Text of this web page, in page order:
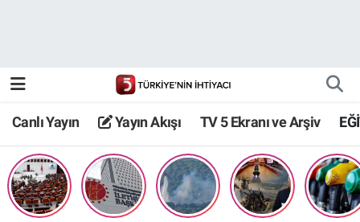
Canlı Yayın Yayın Akışı TV 5 Ekranı ve Arşiv
TV 5 Ekranı ve Arşiv